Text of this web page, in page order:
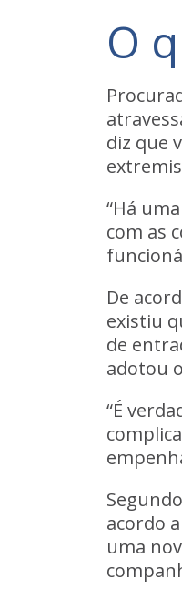
O
diz que
“Há
com as
De
existiu
de
adotou
“É
acordo
uma